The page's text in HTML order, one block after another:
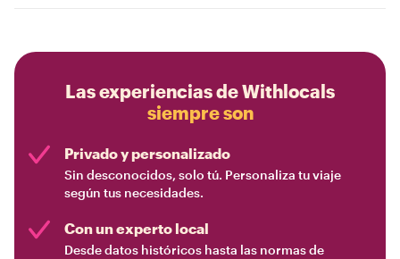
Las experiencias de Withlocals
siempre son
Privado y personalizado
Sin desconocidos, solo tú. Personaliza tu viaje
según tus necesidades.
Con un experto local
Desde datos históricos hasta las normas de